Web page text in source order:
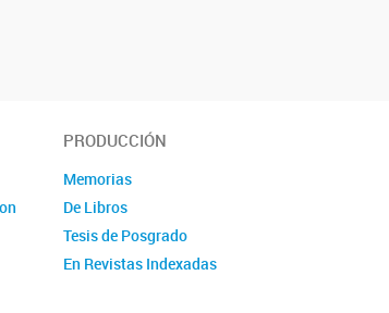
PRODUCCIÓN
Memorias
De Libros
Tesis de Posgrado
En Revistas Indexadas